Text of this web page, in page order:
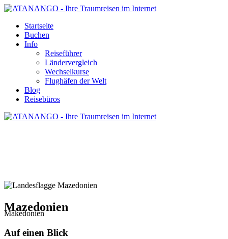
Startseite
Buchen
Info
Reiseführer
Ländervergleich
Wechselkurse
Flughäfen der Welt
Blog
Reisebüros
Mazedonien
Makedonien
Auf einen Blick